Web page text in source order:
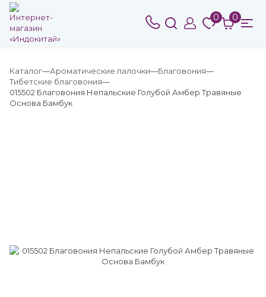
0 0
Каталог Ароматические палочки
Благовония
Тибетские благовония
015502 Благовония Непальские Голубой Амбер Травяные
Основа Бамбук